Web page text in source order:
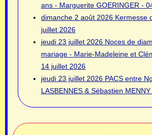
ans - Marguerite GOERINGER -
dimanche 2 août 2026 Kermesse
juillet 2026
jeudi 23 juillet 2026 Noces de
mariage - Marie-Madeleine et
14 juillet 2026
jeudi 23 juillet 2026 PACS entre
LASBENNES & Sébastien